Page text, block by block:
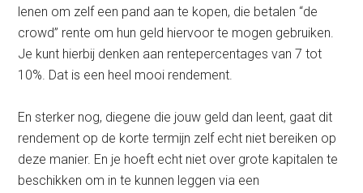
lenen om zelf een pand aan te kopen, die betalen “de
crowd” rente om hun geld hiervoor te mogen gebruiken.
Je kunt hierbij denken aan rentepercentages van 7 tot
10%. Dat is een heel mooi rendement.
En sterker nog, diegene die jouw geld dan leent, gaat dit
rendement op de korte termijn zelf echt niet bereiken op
deze manier. En je hoeft echt niet over grote kapitalen te
beschikken om in te kunnen leggen via een